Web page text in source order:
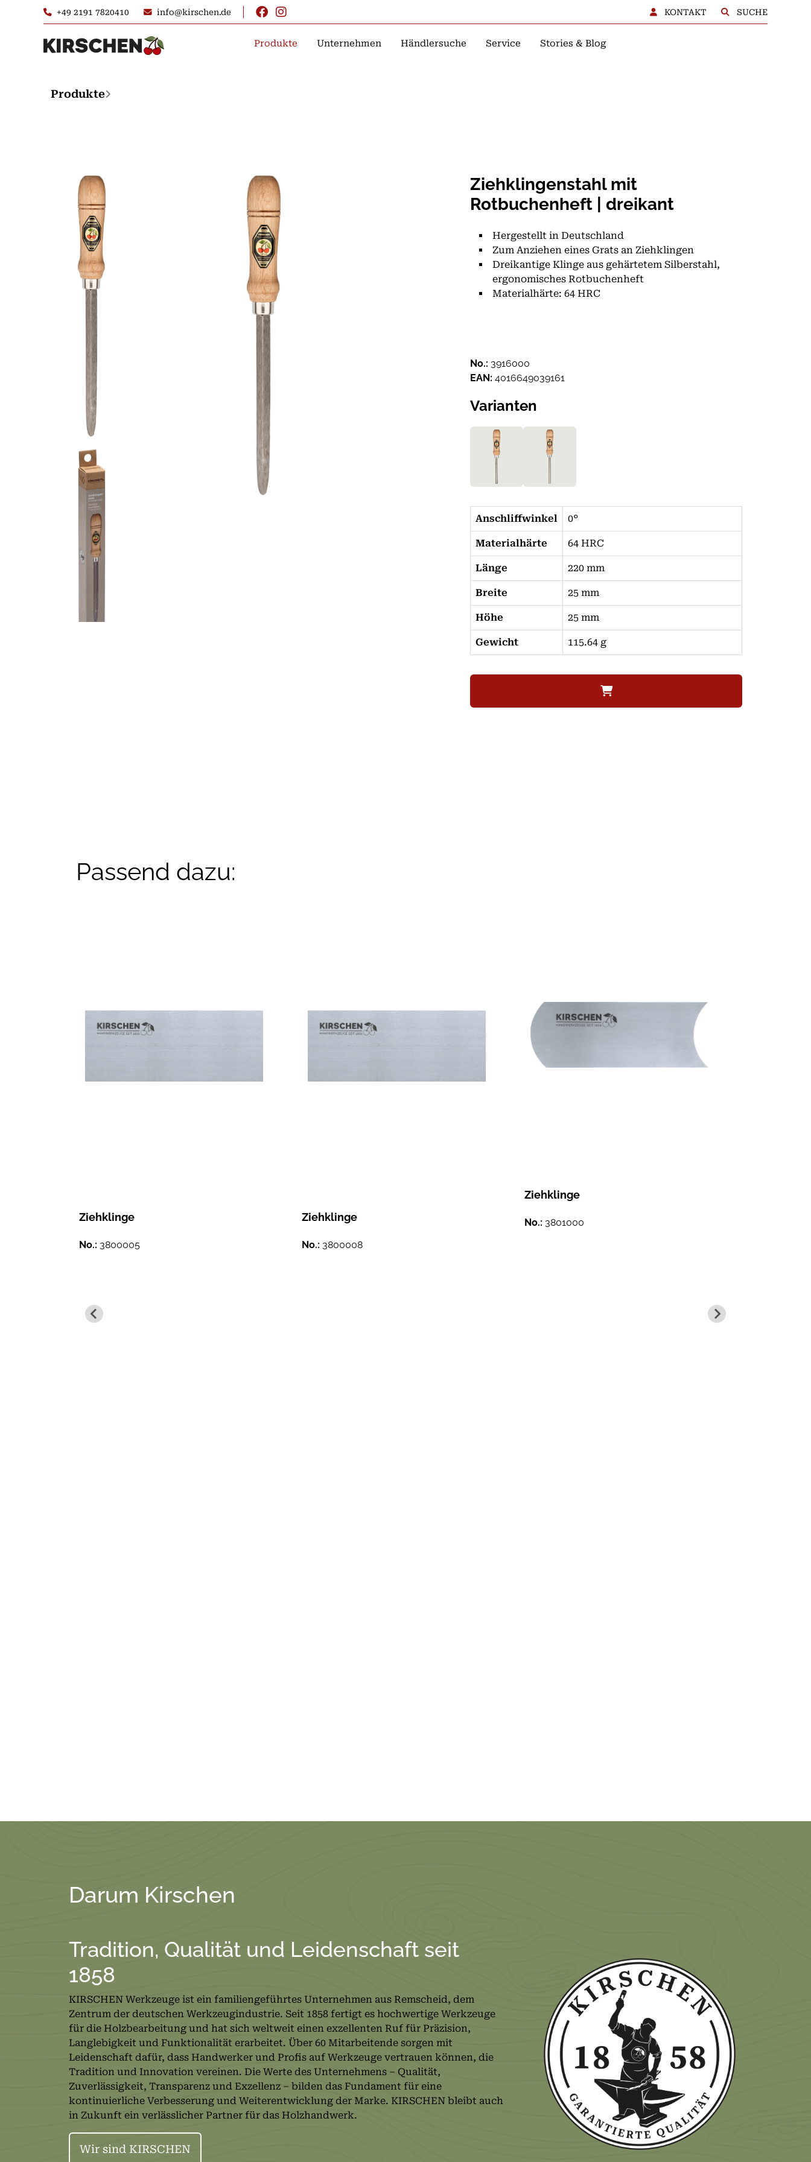
+49 2191 7820410 info@kirschen.de KONTAKT SUCHE
Produkte Unternehmen Händlersuche Service Stories & Blog
Produkte
Ziehklingenstahl mit
Rotbuchenheft | dreikant
Hergestellt in Deutschland
Zum Anziehen eines Grats an Ziehklingen
Dreikantige Klinge aus gehärtetem Silberstahl,
ergonomisches Rotbuchenheft
Materialhärte: 64 HRC
No.: 3916000
EAN: 4016649039161
Varianten
Anschliffwinkel 0°
Materialhärte 64 HRC
Länge 220 mm
Breite 25 mm
Höhe 25 mm
Gewicht 115.64 g
Passend dazu:
Ziehklinge
No.: 3800005
Ziehklinge
No.: 3800008
Ziehklinge
No.: 3801000
Darum Kirschen
Tradition, Qualität und Leidenschaft seit
1858
KIRSCHEN Werkzeuge ist ein familiengeführtes Unternehmen aus Remscheid, dem
Zentrum der deutschen Werkzeugindustrie. Seit 1858 fertigt es hochwertige Werkzeuge
für die Holzbearbeitung und hat sich weltweit einen exzellenten Ruf für Präzision,
Langlebigkeit und Funktionalität erarbeitet. Über 60 Mitarbeitende sorgen mit
Leidenschaft dafür, dass Handwerker und Profis auf Werkzeuge vertrauen können, die
Tradition und Innovation vereinen. Die Werte des Unternehmens – Qualität,
Zuverlässigkeit, Transparenz und Exzellenz – bilden das Fundament für eine
kontinuierliche Verbesserung und Weiterentwicklung der Marke. KIRSCHEN bleibt auch
in Zukunft ein verlässlicher Partner für das Holzhandwerk.
Wir sind KIRSCHEN